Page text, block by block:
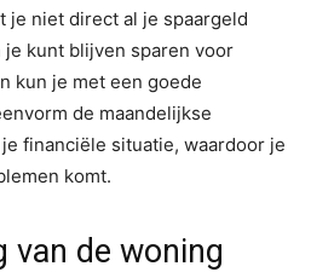
je niet direct al je spaargeld
kunt blijven sparen voor
kun je met een goede
de maandelijkse
financiële situatie, waardoor je
komt.
van de woning